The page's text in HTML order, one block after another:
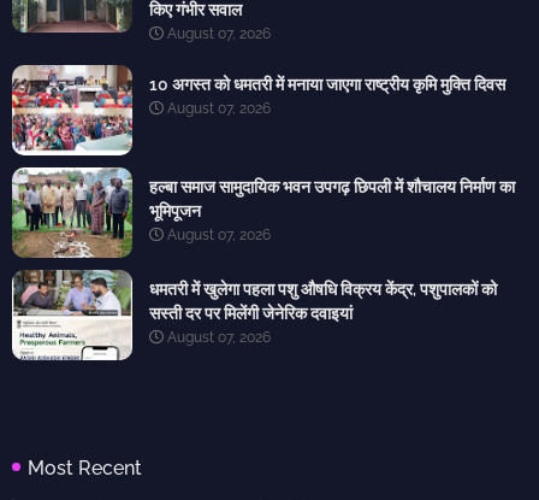
किए गंभीर सवाल
August 07, 2026
10 अगस्त को धमतरी में मनाया जाएगा राष्ट्रीय कृमि मुक्ति दिवस
August 07, 2026
हल्बा समाज सामुदायिक भवन उपगढ़ छिपली में शौचालय निर्माण का
भूमिपूजन
August 07, 2026
धमतरी में खुलेगा पहला पशु औषधि विक्रय केंद्र, पशुपालकों को
सस्ती दर पर मिलेंगी जेनेरिक दवाइयां
August 07, 2026
Most Recent